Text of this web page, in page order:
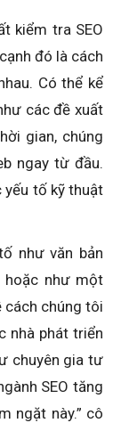
kiểm tra SEO
đó là cách
Có thể kể
các đề xuất
gian, chúng
ngay từ đầu.
yếu tố kỹ thuật
như văn bản
hoặc như một
cách chúng tôi
nhà phát triển
chuyên gia tư
SEO tăng
ngặt này.” cô